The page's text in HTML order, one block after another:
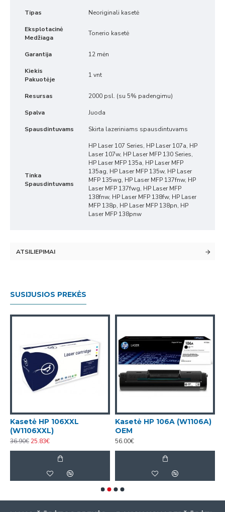
Tipas Neoriginali kasetė
Eksplotacinė
Medžiaga
Tonerio kasetė
Garantija 12 mėn
Kiekis
Pakuotėje
1 vnt
Resursas 2000 psl. (su 5% padengimu)
Spalva Juoda
Spausdintuvams Skirta lazeriniams spausdintuvams
Tinka
Spausdintuvams
HP Laser 107 Series, HP Laser 107a, HP
Laser 107w, HP Laser MFP 130 Series,
HP Laser MFP 135a, HP Laser MFP
135ag, HP Laser MFP 135w, HP Laser
MFP 135wg, HP Laser MFP 137fnw, HP
Laser MFP 137fwg, HP Laser MFP
138fnw, HP Laser MFP 138fw, HP Laser
MFP 138p, HP Laser MFP 138pn, HP
Laser MFP 138pnw
ATSILIEPIMAI
SUSIJUSIOS PREKĖS
Kasetė HP 106XXL
(W1106XXL)
36.90€ 25.83€
Kasetė HP 106A (W1106A)
OEM
56.00€